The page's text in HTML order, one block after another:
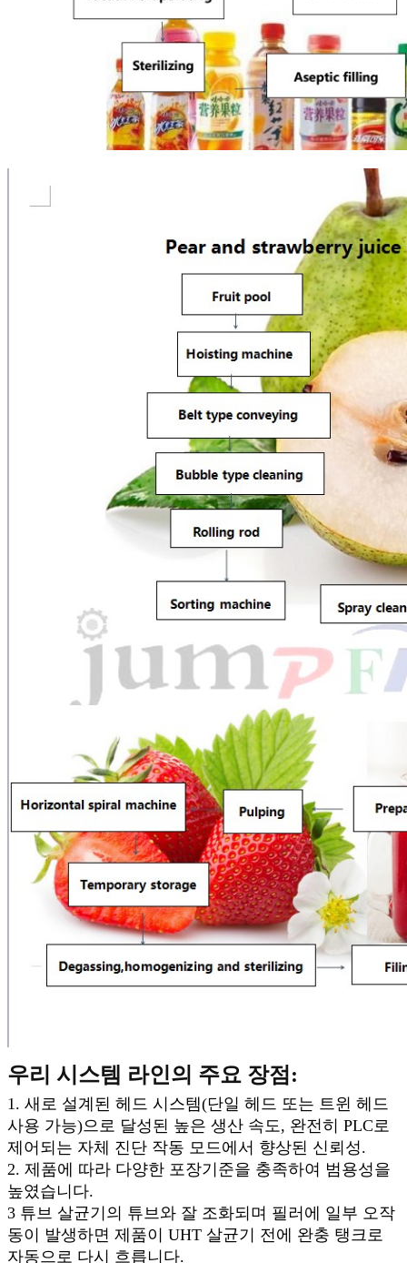
우리 시스템 라인의 주요 장점:
1. 새로 설계된 헤드 시스템(단일 헤드 또는 트윈 헤드
사용 가능)으로 달성된 높은 생산 속도, 완전히 PLC로
제어되는 자체 진단 작동 모드에서 향상된 신뢰성.
2. 제품에 따라 다양한 포장기준을 충족하여 범용성을
높였습니다.
3 튜브 살균기의 튜브와 잘 조화되며 필러에 일부 오작
동이 발생하면 제품이 UHT 살균기 전에 완충 탱크로
자동으로 다시 흐릅니다.